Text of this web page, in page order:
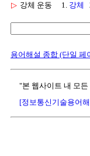
▷ 강체 운동 1. 강체
용어해설 종합 (단일 페
"본 웹사이트 내 모
[정보통신기술용어